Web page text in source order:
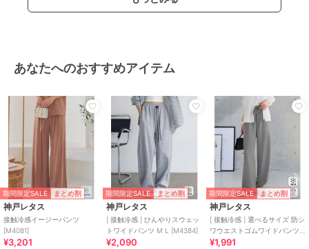
あなたへのおすすめアイテム
期間限定SALE まとめ割
神戸レタス
接触冷感イージーパンツ
[M4081]
¥3,201
期間限定SALE まとめ割
神戸レタス
[ 接触冷感 ] ひんやりスウェッ
トワイドパンツ M L [M4384]
¥2,090
期間限定SALE まとめ割
神戸レタス
[ 接触冷感 ] 選べるサイズ 防シ
ワウエストゴムワイドパンツ
[M4432]
¥1,991